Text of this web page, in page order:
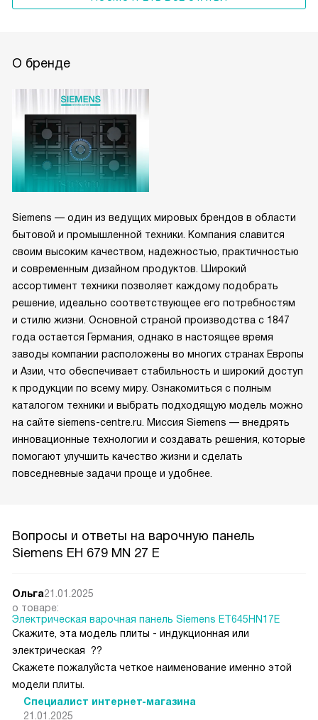
О бренде
Siemens — один из ведущих мировых брендов в области
бытовой и промышленной техники. Компания славится
своим высоким качеством, надежностью, практичностью
и современным дизайном продуктов. Широкий
ассортимент техники позволяет каждому подобрать
решение, идеально соответствующее его потребностям
и стилю жизни. Основной страной производства с 1847
года остается Германия, однако в настоящее время
заводы компании расположены во многих странах Европы
и Азии, что обеспечивает стабильность и широкий доступ
к продукции по всему миру. Ознакомиться с полным
каталогом техники и выбрать подходящую модель можно
на сайте siemens-centre.ru. Миссия Siemens — внедрять
инновационные технологии и создавать решения, которые
помогают улучшить качество жизни и сделать
повседневные задачи проще и удобнее.
Вопросы и ответы на варочную панель
Siemens EH 679 MN 27 E
Ольга21.01.2025
о товаре:
Электрическая варочная панель Siemens ET645HN17E
Скажите, эта модель плиты - индукционная или
электрическая ??
Скажете пожалуйста четкое наименование именно этой
модели плиты.
Специалист интернет-магазина
21.01.2025